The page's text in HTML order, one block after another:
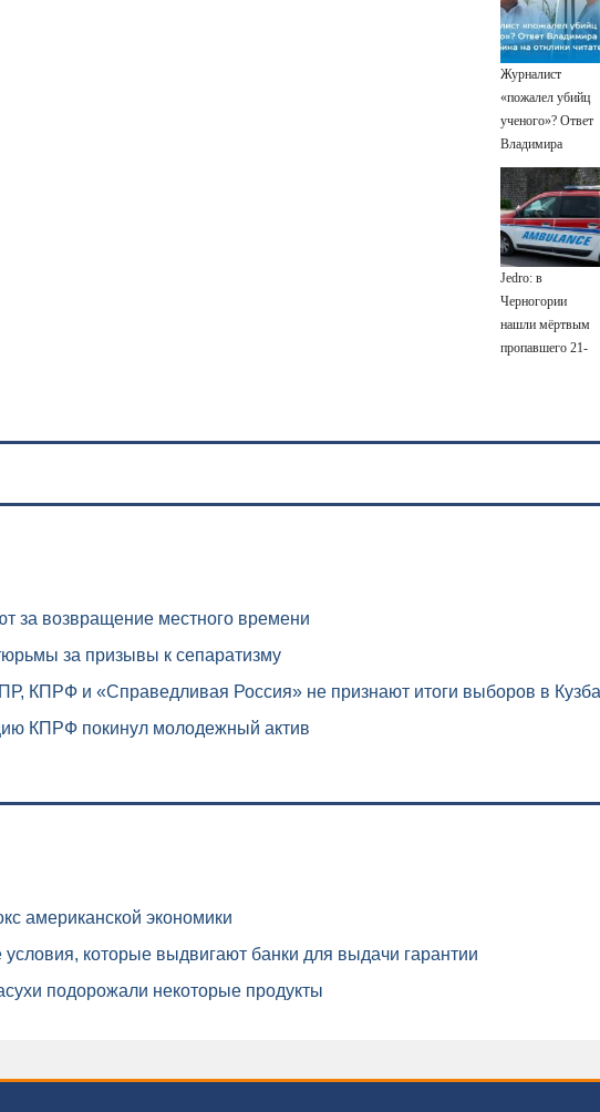
«птах Мадьяра»
Журналист
«пожалел убийц
ученого»? Ответ
Владимира
Ворсобина на
отклики
читателей
Jedro: в
Черногории
нашли мёртвым
пропавшего 21-
за возвращение местного времени
за призывы к сепаратизму
КПРФ и «Справедливая Россия» не признают итоги выборов в
КПРФ покинул молодежный актив
американской экономики
которые выдвигают банки для выдачи гарантии
подорожали некоторые продукты